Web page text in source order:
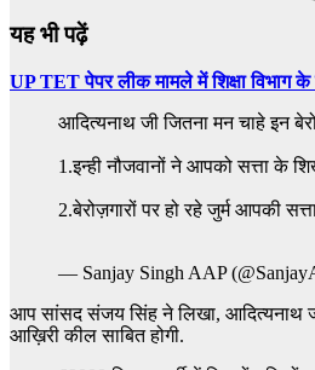
यह भी पढ़ें
UP TET पेपर लीक मामले में शिक्षा विभाग
आदित्यनाथ जी जितना मन चाहे इन
1.इन्ही नौजवानों ने आपको सत्ता के
2.बेरोज़गारों पर हो रहे जुर्म आपकी
— Sanjay Singh AAP
आप सांसद संजय सिंह ने लिखा, आदित्यनाथ जी
आख़िरी कील साबित होगी.